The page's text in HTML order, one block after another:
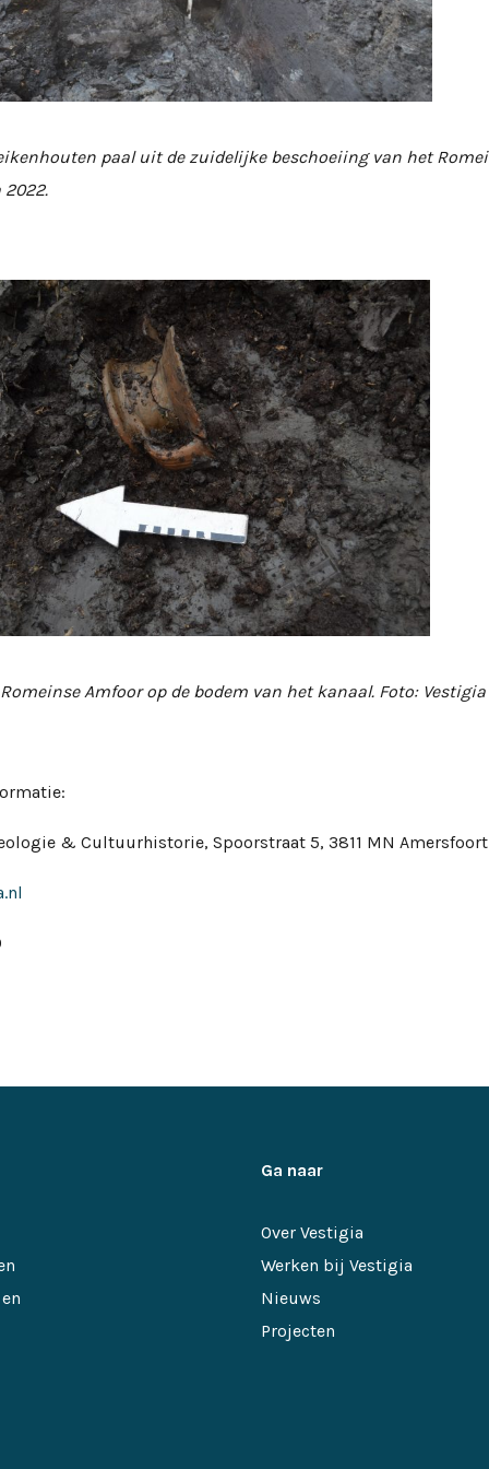
paal uit de zuidelijke beschoeiing van het
2022.
Amfoor op de bodem van het kanaal. Foto: Vestigia
& Cultuurhistorie, Spoorstraat 5, 3811 MN Amersfoort
Ga naar
Over Vestigia
Werken bij Vestigia
Nieuws
Projecten